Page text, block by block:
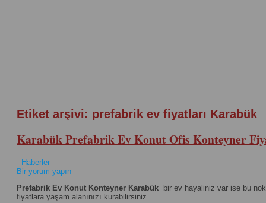
Etiket arşivi: prefabrik ev fiyatları Karabük
Karabük Prefabrik Ev Konut Ofis Konteyner
Haberler
Bir yorum yapın
Prefabrik Ev Konut Konteyner Karabük bir ev hayaliniz var ise bu
fiyatlara yaşam alanınızı kurabilirsiniz.